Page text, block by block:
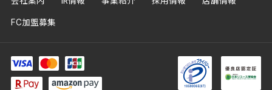
FC加盟募集